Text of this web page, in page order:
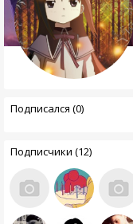
Подписался (0)
Подписчики (12)